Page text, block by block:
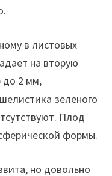
в листовых
на вторую
до 2 мм,
зеленого
Плод
формы.
но довольно